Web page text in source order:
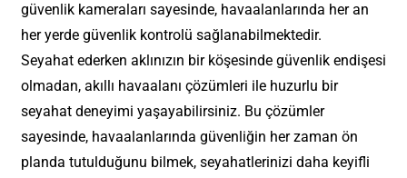
güvenlik kameraları sayesinde, havaalanlarında her an
her yerde güvenlik kontrolü sağlanabilmektedir.
Seyahat ederken aklınızın bir köşesinde güvenlik endişesi
olmadan, akıllı havaalanı çözümleri ile huzurlu bir
seyahat deneyimi yaşayabilirsiniz. Bu çözümler
sayesinde, havaalanlarında güvenliğin her zaman ön
planda tutulduğunu bilmek, seyahatlerinizi daha keyifli